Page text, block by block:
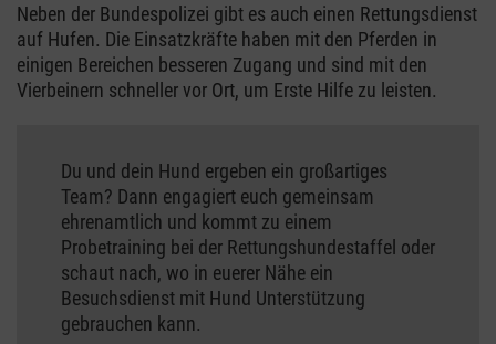
Neben der Bundespolizei gibt es auch einen Rettungsdienst
auf Hufen. Die Einsatzkräfte haben mit den Pferden in
einigen Bereichen besseren Zugang und sind mit den
Vierbeinern schneller vor Ort, um Erste Hilfe zu leisten.
Du und dein Hund ergeben ein großartiges
Team? Dann engagiert euch gemeinsam
ehrenamtlich und kommt zu einem
Probetraining bei der Rettungshundestaffel oder
schaut nach, wo in euerer Nähe ein
Besuchsdienst mit Hund Unterstützung
gebrauchen kann.